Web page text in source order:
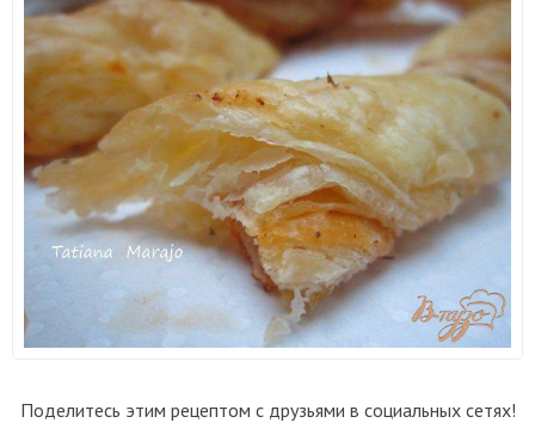
Поделитесь этим рецептом с друзьями в социальных сетях!